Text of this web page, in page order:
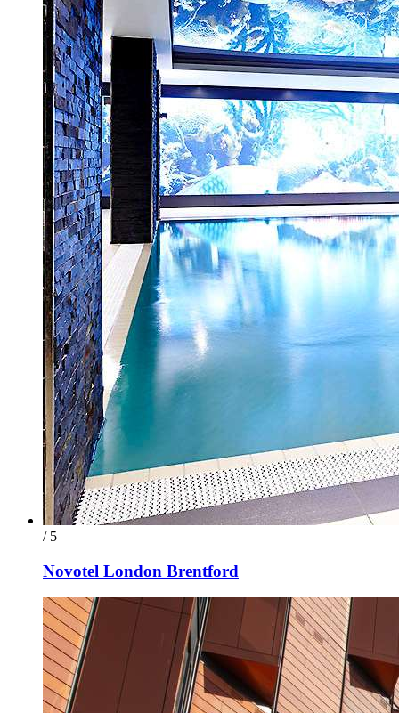
/ 5
Novotel London Brentford